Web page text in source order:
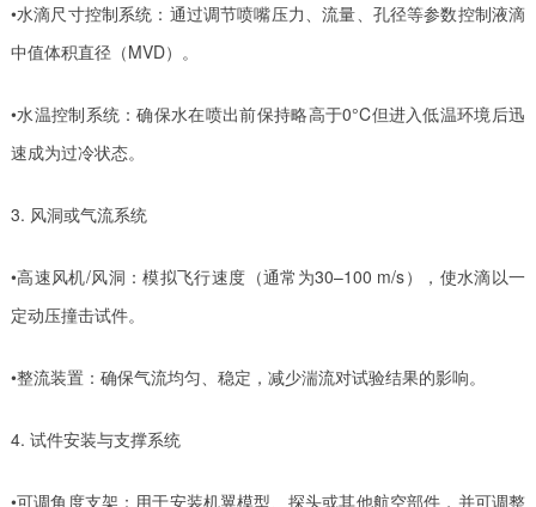
•水滴尺寸控制系统：通过调节喷嘴压力、流量、孔径等参数控制液滴
中值体积直径（MVD）。
•水温控制系统：确保水在喷出前保持略高于0°C但进入低温环境后迅
速成为过冷状态。
3. 风洞或气流系统
•高速风机/风洞：模拟飞行速度（通常为30–100 m/s），使水滴以一
定动压撞击试件。
•整流装置：确保气流均匀、稳定，减少湍流对试验结果的影响。
4. 试件安装与支撑系统
•可调角度支架：用于安装机翼模型、探头或其他航空部件，并可调整